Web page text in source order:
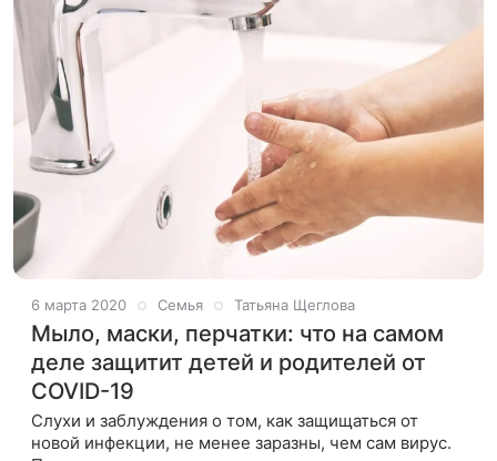
6 марта 2020 Семья Татьяна Щеглова
Мыло, маски, перчатки: что на самом
деле защитит детей и родителей от
COVID-19
Слухи и заблуждения о том, как защищаться от
новой инфекции, не менее заразны, чем сам вирус.